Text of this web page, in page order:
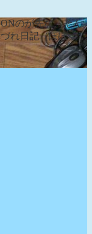
のが先な、そん
れ日記（ぽぽづ